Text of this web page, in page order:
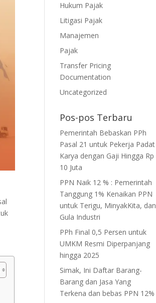
Hukum Pajak
Litigasi Pajak
Manajemen
Pajak
Transfer Pricing
Documentation
Uncategorized
Pos-pos Terbaru
Pemerintah Bebaskan PPh
Pasal 21 untuk Pekerja Padat
Karya dengan Gaji Hingga Rp
10 Juta
PPN Naik 12 % : Pemerintah
Tanggung 1% Kenaikan PPN
untuk Terigu, MinyakKita, dan
Gula Industri
PPh Final 0,5 Persen untuk
UMKM Resmi Diperpanjang
hingga 2025
Simak, Ini Daftar Barang-
Barang dan Jasa Yang
Terkena dan bebas PPN 12%